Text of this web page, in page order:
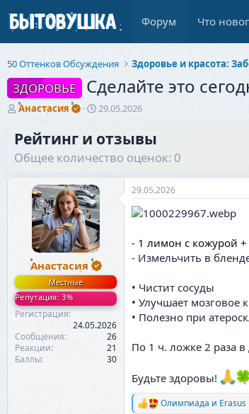
Форум Что
50 Оттенков Обсуждения
ЗДОРОВЬЕ Сделайте это
А
т
р
Анастасия
Д
т
а
н
а
ч
а
л
а
29.05.2026
Рейтинг и отзывы
Общее количество оценок: 0
Анастасия
Местные
Репутация: 3%
Регистрация
24.05.2026
Сообщения
26
Реакции
21
Баллы
30
29.05.2026
- 1 лимон с кожурой +
- Измельчить в
• Чистит сосуды
• Улучшает мозговое
• Полезно при
По 1 ч. ложке 2 раза в
Будьте здоровы!
Р
Олимпиада и Erasus